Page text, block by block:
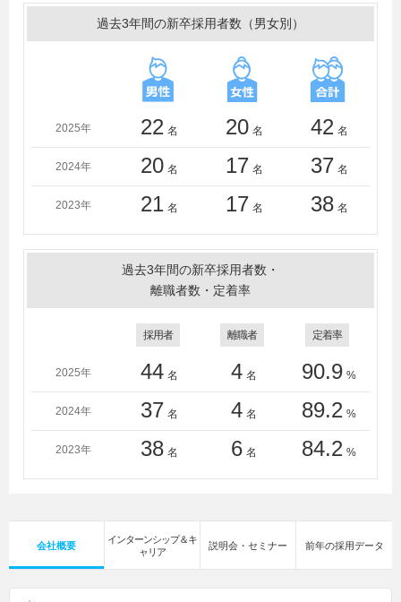
学、東海大学、東京音楽大学、東京工業大学、東京情報
大学、東京都市大学、東京農業大学、東京福祉大学、東
京富士大学、東京理科大学、桐朋学園大学、東北大学、
東洋大学、東洋学園大学、同志社女子大学、獨協大学、
学舎大学、日本大学、花園大学、広島国際大学、福山大
学、文教大学、平成音楽大学、法政大学、北海学園大
学、宮城学院女子大学、武蔵大学、名桜大学、明治大
学、明星大学、盛岡大学、和光大学、早稲田大学
専門学校ＥＳＰエンタテインメント大阪、大分県立芸術
校、音響芸術専門学校、キャットミュージックカレッジ
専門学校、専門学校福岡ビジュアルアーツ・アカデミ
ー、札幌ミュージック＆エンターテインメント専門学
校、国際アート＆デザイン大学校、国際音楽・ダンス・
エンタテイメント専門学校、札幌ミュージック＆ダン
ス・放送専門学校、専門学校札幌ビジュアルアーツ、札
幌デザイン＆テクノロジー専門学校、尚美ミュージック
ジタルアーツ仙台、東京ビジネス・アカデミー、東京ス
ス・アカデミー、専門学校名古屋ビジュアルアーツ・ア
カデミー、日本外国語専門学校、日本工学院専門学校、
日本工学院八王子専門学校、ＨＡＬ東京、ＨＡＬ名古
過去3年間の新卒採用者数（男女別）
2025年 22 名 20 名 42 名
2024年 20 名 17 名 37 名
2023年 21 名 17 名 38 名
過去3年間の新卒採用者数・
離職者数・定着率
採用者 離職者 定着率
2025年 44 名 4 名 90.9 %
2024年 37 名 4 名 89.2 %
2023年 38 名 6 名 84.2 %
会社概要
インターンシップ＆キ
ャリア
説明会・セミナー 前年の採用データ